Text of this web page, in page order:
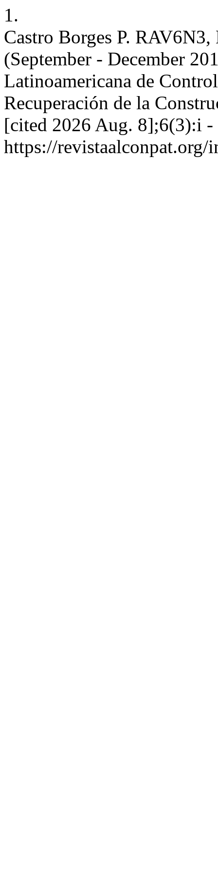
1.
Castro Borges P.
(September - December
Latinoamericana de
Recuperación de la
[cited 2026 Aug. 8];6(3):i
https://